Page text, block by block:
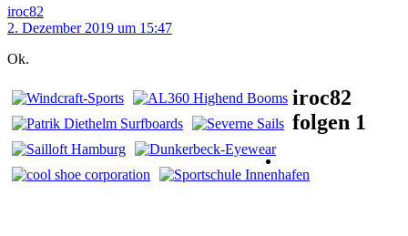
iroc82
2. Dezember 2019 um 15:47
Ok.
iroc82
folgen 1